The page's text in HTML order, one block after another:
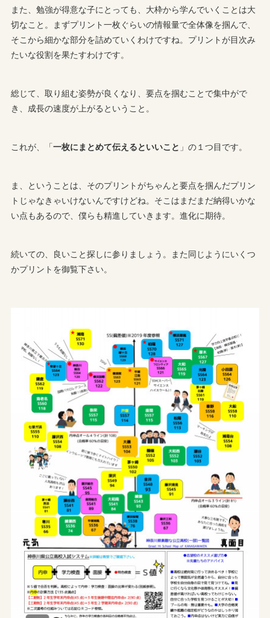
また、勉強が得意な子にとっても、大枠から学んでいくことは大
切なこと。まずプリント一枚ぐらいの情報量で全体像を掴んで、
そこから細かな部分を詰めていくわけですね。プリントが目次み
たいな役割を果たすわけです。
総じて、取り組む姿勢が良くなり、要点を掴むことで集中がで
き、成長の速度が上がるということ。
これが、「一枚にまとめて伝えるといいこと 」の１つ目です。
ま、ということは、そのプリントがちゃんと要点を掴んだプリン
トじゃなきゃいけないんですけどね。そこはまだまだ納得いかな
い点もあるので、僕らも精進していきます。進化に期待。
続いての、良いこと探しに参りましょう。また同じようにいくつ
かプリントを御覧下さい。